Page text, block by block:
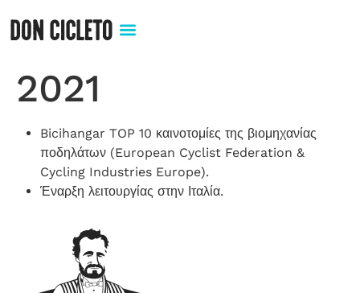
2021
Bicihangar TOP 10 καινοτομίες της βιομηχανίας
ποδηλάτων (European Cyclist Federation &
Cycling Industries Europe).
Έναρξη λειτουργίας στην Ιταλία.